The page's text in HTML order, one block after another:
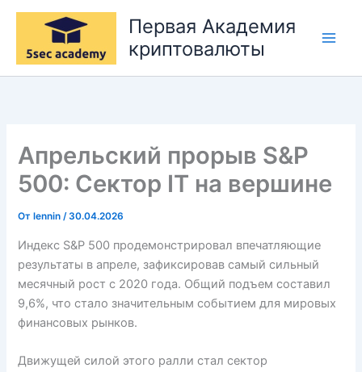
Перейти
содержимому
Первая Академия
криптовалюты
Апрельский прорыв S&P
500: Сектор IT на вершине
От lennin/30.04.2026
Индекс S&P 500 продемонстрировал впечатляющие
результаты в апреле, зафиксировав самый сильный
месячный рост с 2020 года. Общий подъем составил
9,6%, что стало значительным событием для мировых
финансовых рынков.
Движущей силой этого ралли стал сектор